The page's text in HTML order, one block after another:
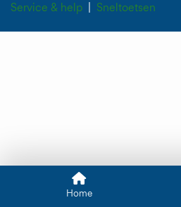
Home
Service & help Sneltoetsen